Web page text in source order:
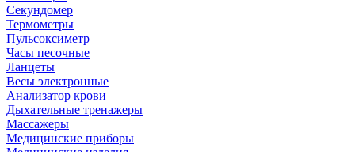
Секундомер
Термометры
Пульсоксиметр
Часы песочные
Ланцеты
Весы электронные
Анализатор крови
Дыхательные тренажеры
Массажеры
Медицинские приборы